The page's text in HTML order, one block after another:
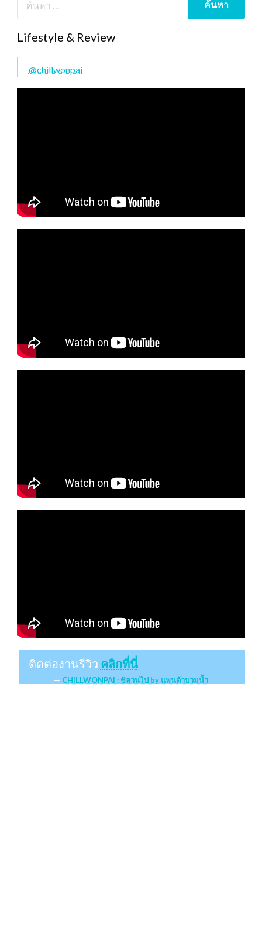
Lifestyle & Review
@chillwonpai
ติดต่องานรีวิว คลิกที่นี่
CHILLWONPAI : ชิลวนไป by แพนด้าบวมน้ำ